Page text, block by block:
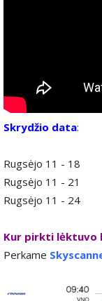
Skrydžio data:
Rugsėjo 11 - 18
Rugsėjo 11 - 21
Rugsėjo 11 - 24
Kur pirkti lėktuvo
Perkame